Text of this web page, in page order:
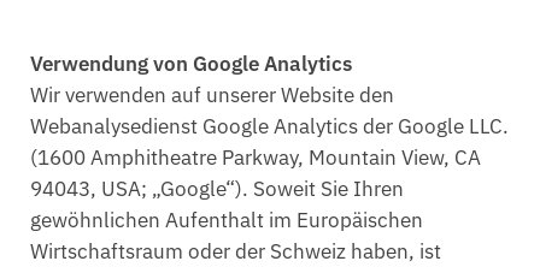
Verwendung von Google Analytics
Wir verwenden auf unserer Website den
Webanalysedienst Google Analytics der Google LLC.
(1600 Amphitheatre Parkway, Mountain View, CA
94043, USA; „Google“). Soweit Sie Ihren
gewöhnlichen Aufenthalt im Europäischen
Wirtschaftsraum oder der Schweiz haben, ist